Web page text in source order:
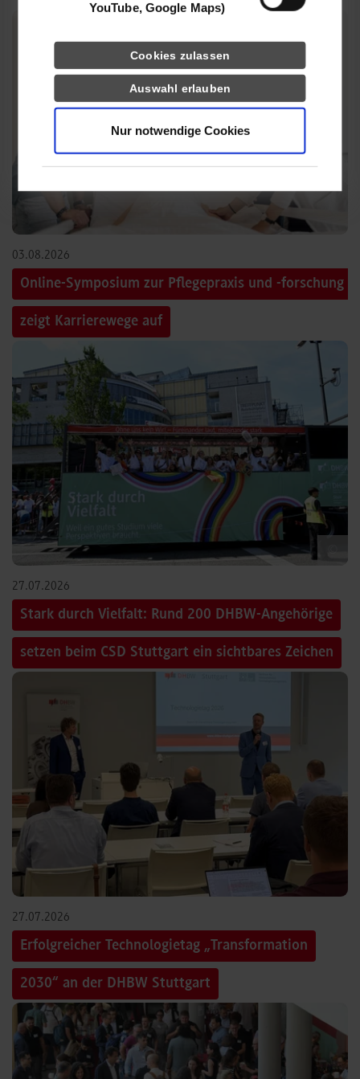
YouTube, Google Maps)
Cookies zulassen
Auswahl erlauben
Nur notwendige Cookies
03.08.2026
Online-Symposium zur Pflegepraxis und -forschung
zeigt Karrierewege auf
27.07.2026
Stark durch Vielfalt: Rund 200 DHBW-Angehörige
setzen beim CSD Stuttgart ein sichtbares Zeichen
27.07.2026
Erfolgreicher Technologietag „Transformation
2030“ an der DHBW Stuttgart